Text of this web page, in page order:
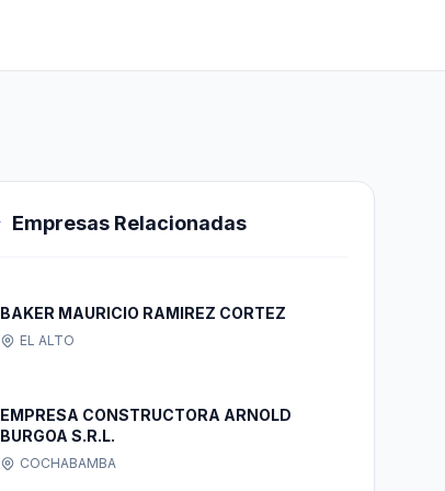
Empresas Relacionadas
BAKER MAURICIO RAMIREZ CORTEZ
EL ALTO
EMPRESA CONSTRUCTORA ARNOLD
BURGOA S.R.L.
COCHABAMBA